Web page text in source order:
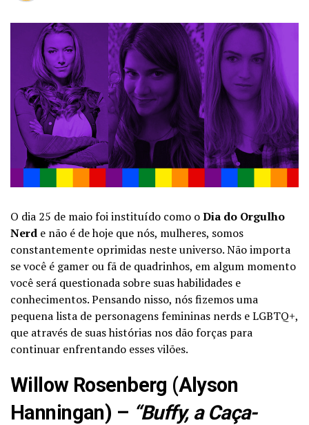
O dia 25 de maio foi instituído como oDia do Orgulho
Nerd e não é de hoje que nós, mulheres, somos
constantemente oprimidas neste universo. Não importa
se você é gamer ou fã de quadrinhos, em algum momento
você será questionada sobre suas habilidades e
conhecimentos. Pensando nisso, nós fizemos uma
pequena lista de personagens femininas nerds e LGBTQ+,
que através de suas histórias nos dão forças para
continuar enfrentando esses vilões.
Willow Rosenberg (Alyson
Hanningan) – “Buffy, a Caça-